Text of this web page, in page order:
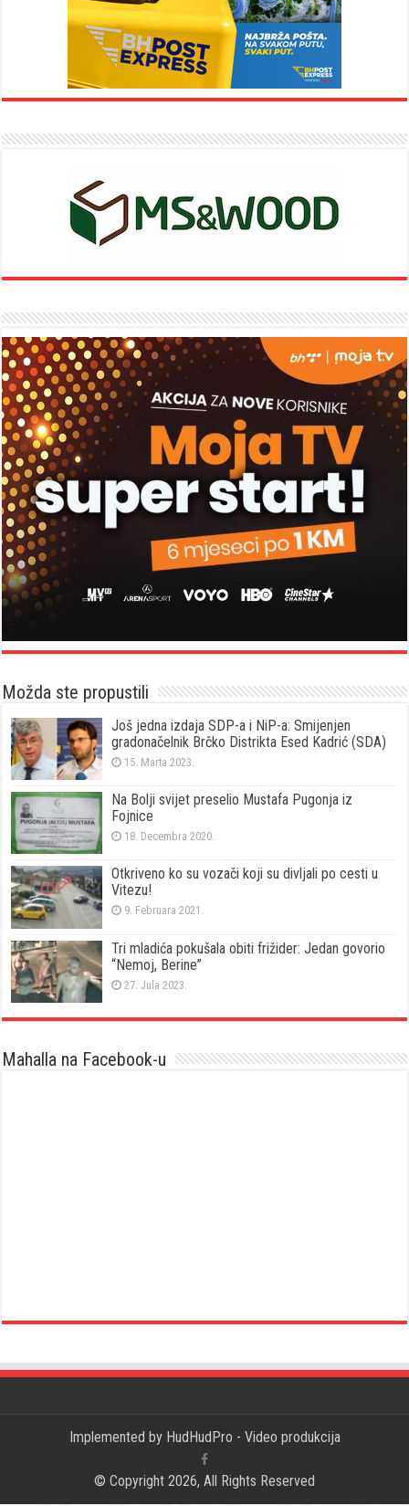
Možda ste propustili
Još jedna izdaja SDP-a i NiP-a: Smijenjen
gradonačelnik Brčko Distrikta Esed Kadrić (SDA)
15. Marta 2023.
Na Bolji svijet preselio Mustafa Pugonja iz
Fojnice
18. Decembra 2020.
Otkriveno ko su vozači koji su divljali po cesti u
Vitezu!
9. Februara 2021.
Tri mladića pokušala obiti frižider: Jedan govorio
“Nemoj, Berine”
27. Jula 2023.
Mahalla na Facebook-u
Implemented by HudHudPro - Video produkcija
© Copyright 2026, All Rights Reserved